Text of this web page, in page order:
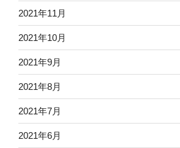
2021年11月
2021年10月
2021年9月
2021年8月
2021年7月
2021年6月